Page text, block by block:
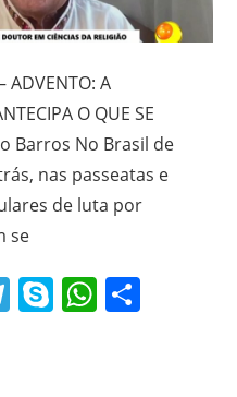
ADVENTO: A
O QUE SE
Barros No Brasil de
nas passeatas e
de luta por
se
Telegram
SkypeShare